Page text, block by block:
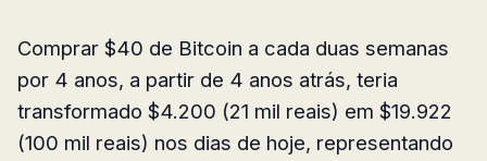
Comprar $40 de Bitcoin a cada duas semanas
por 4 anos, a partir de 4 anos atrás, teria
transformado $4.200 (21 mil reais) em $19.922
(100 mil reais) nos dias de hoje, representando